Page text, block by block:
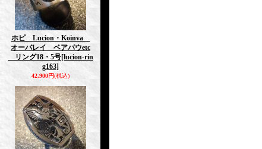
ホピ Lucion・Koinva
オーバレイ ベアパウetc
リング18・5号[lucion-rin
g163]
42,900円(税込)